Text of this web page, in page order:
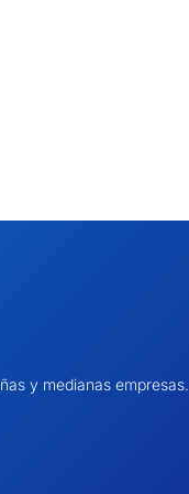
y medianas empresas.